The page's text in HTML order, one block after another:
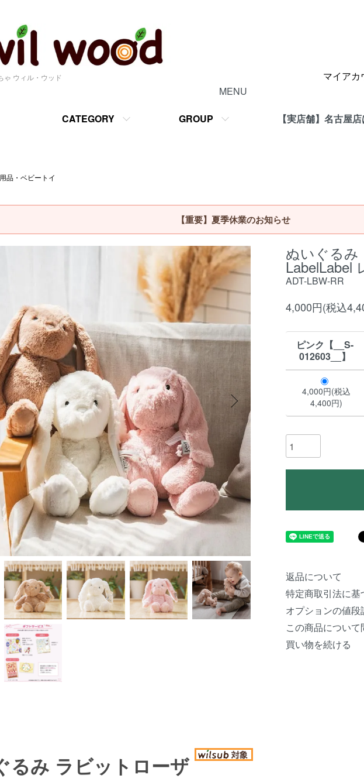
ゃ ウィル・ウッド
MENU
CATEGORY GROUP 【実店舗】名古屋
マイアカ
品・ベビートイ
【重要】夏季休業のお知らせ
ぬいぐる
LabelLabel
ADT-LBW-RR
4,000円(税込
ピンク【__S-
012603__】
4,000円(税込
4,400円)
返品について
特定商取引法に基
オプションの値段
この商品につい
買い物を続ける
るみ ラビットローザ